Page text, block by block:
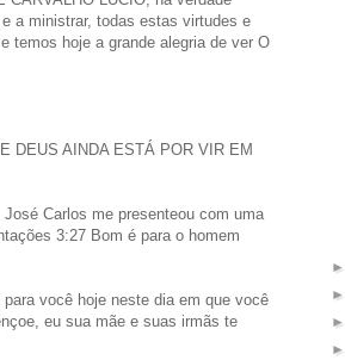
a ministrar, todas estas virtudes e
temos hoje a grande alegria de ver O
DEUS AINDA ESTÁ POR VIR EM
Carlos me presenteou com uma
3:27 Bom é para o homem
você hoje neste dia em que você
eu sua mãe e suas irmãs te
►
►
►
►